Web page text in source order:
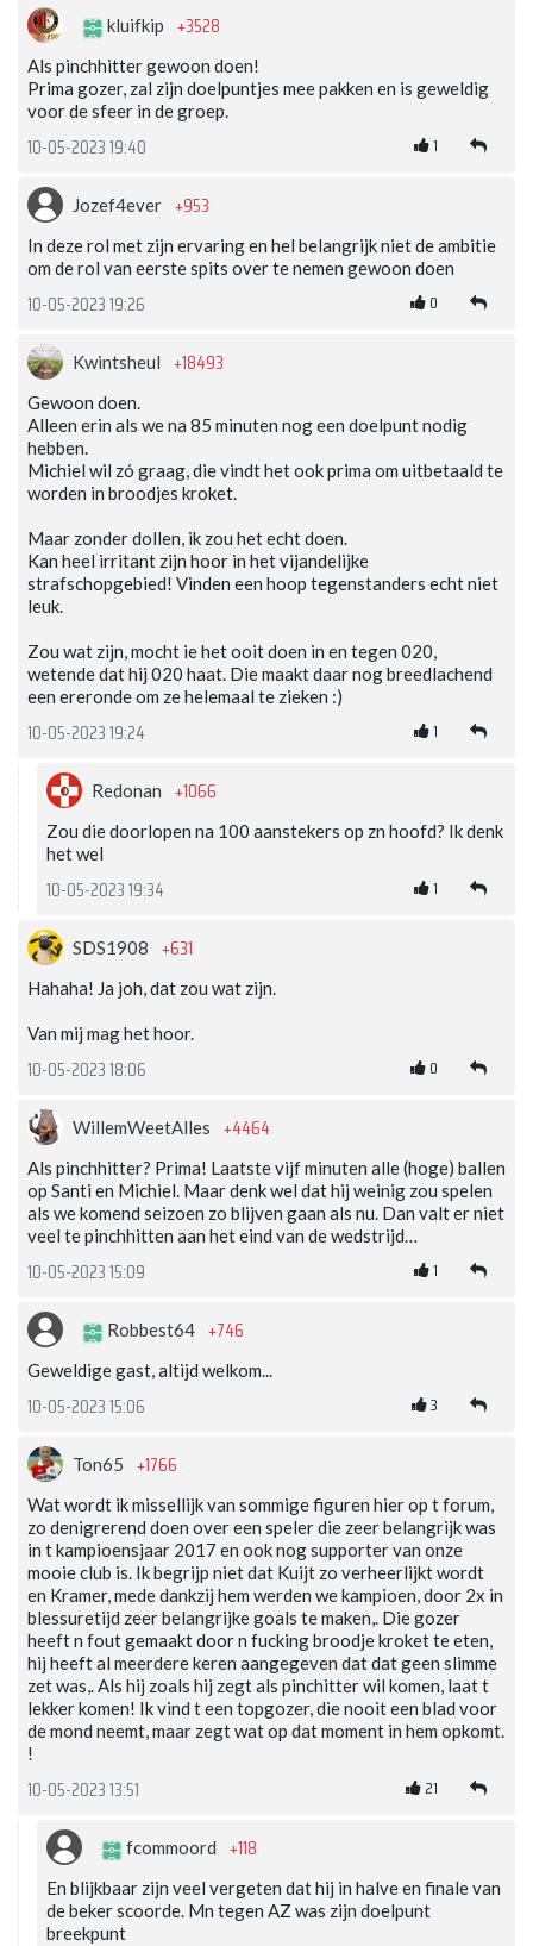
kluifkip +3528
Als pinchhitter gewoon doen!
Prima gozer, zal zijn doelpuntjes mee pakken en is geweldig
voor de sfeer in de groep.
10-05-2023 19:40 1
Jozef4ever +953
In deze rol met zijn ervaring en hel belangrijk niet de ambitie
om de rol van eerste spits over te nemen gewoon doen
10-05-2023 19:26 0
Kwintsheul +18493
Gewoon doen.
Alleen erin als we na 85 minuten nog een doelpunt nodig
hebben.
Michiel wil zó graag, die vindt het ook prima om uitbetaald te
worden in broodjes kroket.
Maar zonder dollen, ik zou het echt doen.
Kan heel irritant zijn hoor in het vijandelijke
strafschopgebied! Vinden een hoop tegenstanders echt niet
leuk.
Zou wat zijn, mocht ie het ooit doen in en tegen 020,
wetende dat hij 020 haat. Die maakt daar nog breedlachend
een ereronde om ze helemaal te zieken :)
10-05-2023 19:24 1
Redonan +1066
Zou die doorlopen na 100 aanstekers op zn hoofd? Ik denk
het wel
10-05-2023 19:34 1
SDS1908 +631
Hahaha! Ja joh, dat zou wat zijn.
Van mij mag het hoor.
10-05-2023 18:06 0
WillemWeetAlles +4464
Als pinchhitter? Prima! Laatste vijf minuten alle (hoge) ballen
op Santi en Michiel. Maar denk wel dat hij weinig zou spelen
als we komend seizoen zo blijven gaan als nu. Dan valt er niet
veel te pinchhitten aan het eind van de wedstrijd…
10-05-2023 15:09 1
Robbest64 +746
Geweldige gast, altijd welkom...
10-05-2023 15:06 3
Ton65 +1766
Wat wordt ik missellijk van sommige figuren hier op t forum,
zo denigrerend doen over een speler die zeer belangrijk was
in t kampioensjaar 2017 en ook nog supporter van onze
mooie club is. Ik begrijp niet dat Kuijt zo verheerlijkt wordt
en Kramer, mede dankzij hem werden we kampioen, door 2x in
blessuretijd zeer belangrijke goals te maken,. Die gozer
heeft n fout gemaakt door n fucking broodje kroket te eten,
hij heeft al meerdere keren aangegeven dat dat geen slimme
zet was,. Als hij zoals hij zegt als pinchitter wil komen, laat t
lekker komen! Ik vind t een topgozer, die nooit een blad voor
de mond neemt, maar zegt wat op dat moment in hem opkomt.
!
10-05-2023 13:51 21
fcommoord +118
En blijkbaar zijn veel vergeten dat hij in halve en finale van
de beker scoorde. Mn tegen AZ was zijn doelpunt
breekpunt